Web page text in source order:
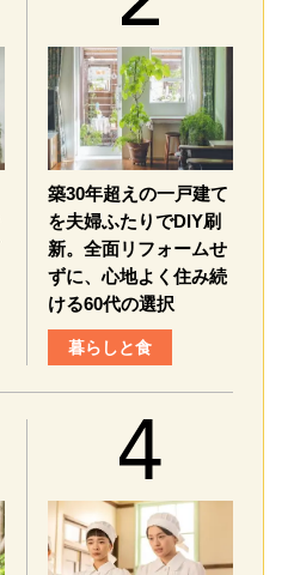
築30年超えの一戸建て
を夫婦ふたりでDIY刷
新。全面リフォームせ
ずに、心地よく住み続
ける60代の選択
暮らしと食